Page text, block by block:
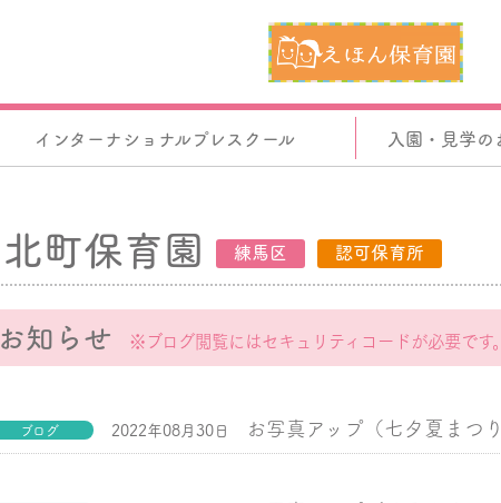
インターナショナルプレスクール 入園・見学の
北町保育園 練馬区 認可保育所
お知らせ ※ブログ閲覧にはセキュリティコードが必要です。
ブログ 2022年08月30日 お写真アップ（七夕夏まつ